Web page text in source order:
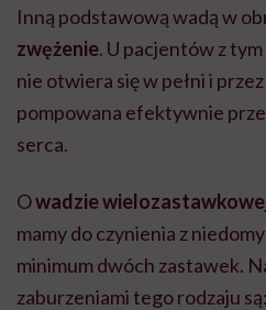
Inną podstawową wadą w
zwężenie. U pacjentów z
nie otwiera się w pełni i
pompowana efektywnie
serca.
Owadzie
mamy do czynienia z
minimum dwóch zastawek.
zaburzeniami tego rodzaju są: